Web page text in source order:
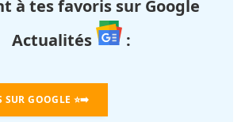
à tes favoris sur Google
Actualités
:
SUR GOOGLE ⭐➡️